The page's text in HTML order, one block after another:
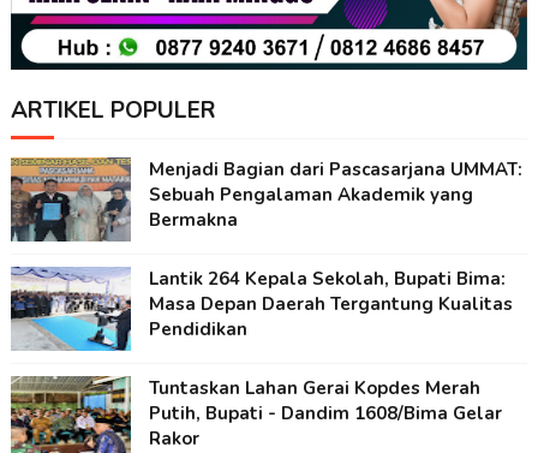
ARTIKEL POPULER
Menjadi Bagian dari Pascasarjana UMMAT:
Sebuah Pengalaman Akademik yang
Bermakna
Lantik 264 Kepala Sekolah, Bupati Bima:
Masa Depan Daerah Tergantung Kualitas
Pendidikan
Tuntaskan Lahan Gerai Kopdes Merah
Putih, Bupati - Dandim 1608/Bima Gelar
Rakor